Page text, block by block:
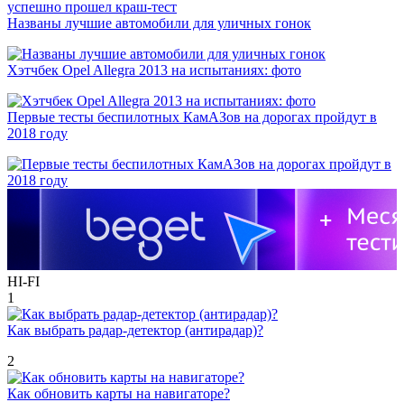
Названы лучшие автомобили для уличных гонок
Хэтчбек Opel Allegra 2013 на испытаниях: фото
Первые тесты беспилотных КамАЗов на дорогах пройдут в
2018 году
HI-FI
1
Как выбрать радар-детектор (антирадар)?
2
Как обновить карты на навигаторе?